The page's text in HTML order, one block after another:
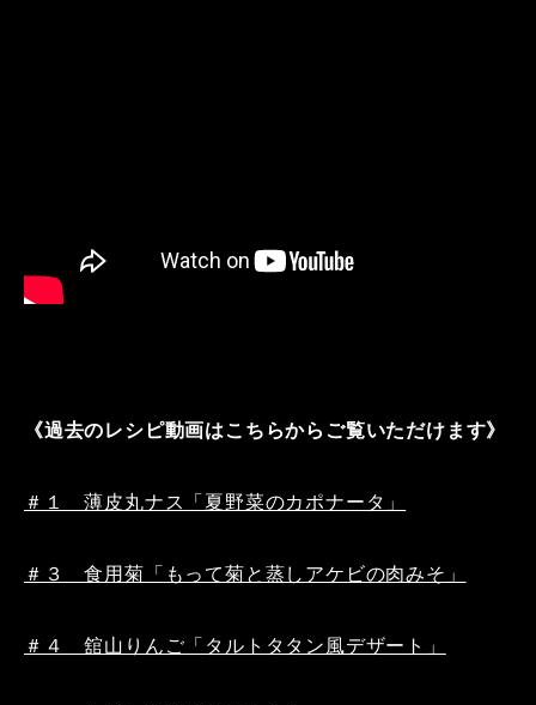
《過去のレシピ動画はこちらからご覧いただけます》
＃１ 薄皮丸ナス「夏野菜のカポナータ」
＃３ 食用菊「もって菊と蒸しアケビの肉みそ」
＃４ 舘山りんご「タルトタタン風デザート」